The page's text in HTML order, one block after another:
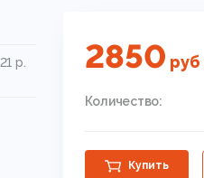
р.
2850 руб
Количество:
Купить